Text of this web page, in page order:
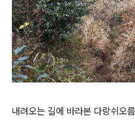
내려오는 길에 바라본 다랑쉬오